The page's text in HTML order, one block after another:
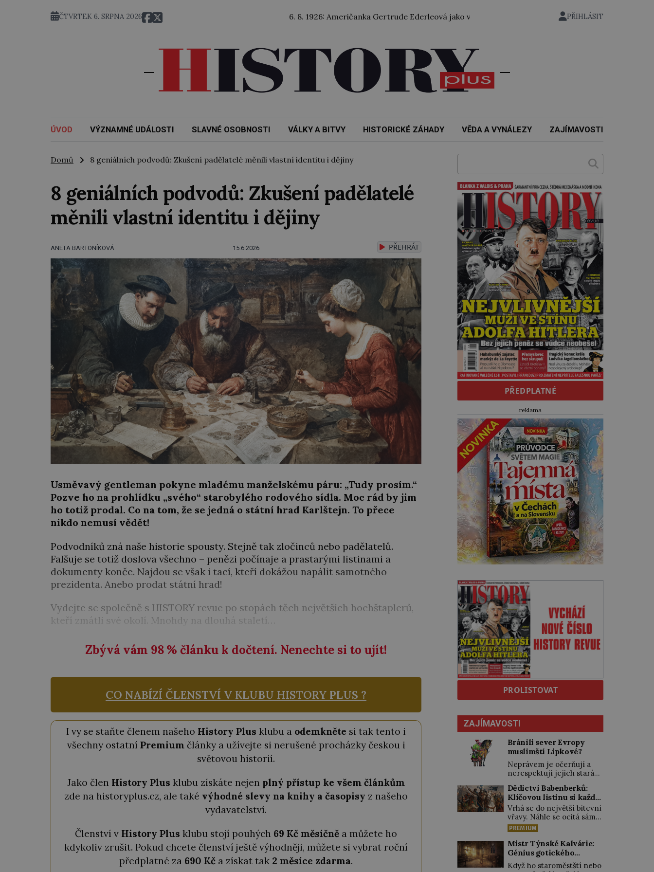
ČTVRTEK 6. SRPNA 2026 6. 8. 1926: Američanka Gertrude Ederleová jako vůbec první žena přeplavala kanál La Manche. Zabralo jí
PŘIHLÁSIT
ÚVOD VÝZNAMNÉ UDÁLOSTI SLAVNÉ OSOBNOSTI VÁLKY A BITVY HISTORICKÉ ZÁHADY VĚDA A VYNÁLEZY ZAJÍMAVOSTI
Domů 8 geniálních podvodů: Zkušení padělatelé měnili vlastní identitu i dějiny
8 geniálních podvodů: Zkušení padělatelé
měnili vlastní identitu i dějiny
ANETA BARTONÍKOVÁ 15.6.2026 PŘEHRÁT
Usměvavý gentleman pokyne mladému manželskému páru: „Tudy prosím.“
Pozve ho na prohlídku „svého“ starobylého rodového sídla. Moc rád by jim
ho totiž prodal. Co na tom, že se jedná o státní hrad Karlštejn. To přece
nikdo nemusí vědět!
Podvodníků zná naše historie spousty. Stejně tak zločinců nebo padělatelů.
Falšuje se totiž doslova všechno – penězi počínaje a prastarými listinami a
dokumenty konče. Najdou se však i tací, kteří dokážou napálit samotného
prezidenta. Anebo prodat státní hrad!
Vydejte se společně s HISTORY revue po stopách těch největších hochštaplerů,
kteří zmátli své okolí. Mnohdy na dlouhá staletí…
Zbývá vám 98% článku k dočtení. Nenechte si to ujít!
CO NABÍZÍ ČLENSTVÍ V KLUBU HISTORY PLUS ?
I vy se staňte členem našeho History Plus klubu a odemkněte si tak tento i
všechny ostatní Premiumčlánky a užívejte si nerušené procházky českou i
světovou historií.
Jako člen History Plus klubu získáte nejen plný přístup ke všem článkům
zde na historyplus.cz, ale také výhodné slevy na knihy a časopisy z našeho
vydavatelství.
Členství v History Plus klubu stojí pouhých 69 Kč měsíčně a můžete ho
kdykoliv zrušit. Pokud chcete členství ještě výhodněji, můžete si vybrat roční
předplatné za 690 Kč a získat tak 2 měsíce zdarma.
PŘEDPLATNÉ
reklama
PROLISTOVAT
ZAJÍMAVOSTI
Bránili sever Evropy
muslimští Lipkové?
Neprávem je očerňují a
nerespektují jejich stará
přestali vyplácet
dohodnutý žold! Lipkové
proti těmto „podrazům“
hlasitě protestují, jenže
spravedlnosti nedosáhnou.
Proto se rozhodnou
vypovědět polské koruně
poslušnost a přeběhnou k
Osmanům! V Litvě se na
počátku 15. století usazují
Dědictví Babenberků:
Klíčovou listinu si každý
vykládal po svém
Vrhá se do největší bitevní
vřavy. Náhle se ocitá sám
uprostřed nepřátel. Nikdo
z jeho věrných si toho ani
nepovšiml. Rakouský
vévoda Fridrich II. padne
15. června 1246 při střetu s
Uhry na Litavě. „Tvrdý
PREMIUM
Mistr Týnské Kalvárie:
Génius gotického
řezbářství působil v
Když ho staroměstští nebo